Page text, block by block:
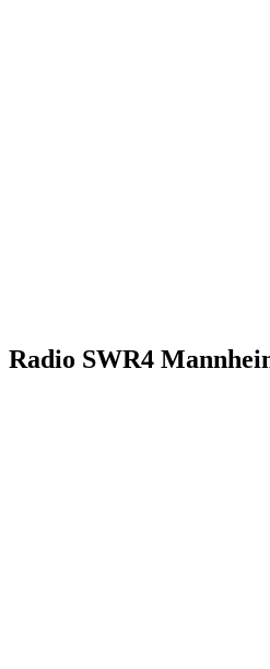
Radio SWR4